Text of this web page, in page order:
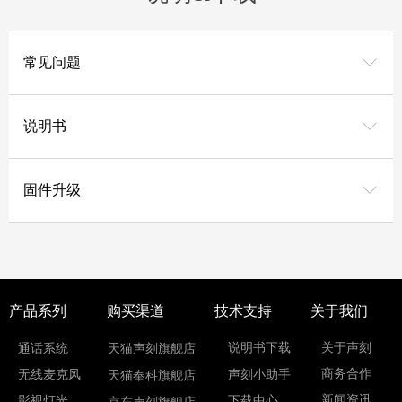
常见问题 ꀅ
说明书 ꀅ
固件升级 ꀅ
通话系统
无线麦克风
​​​​​​​产品系列 技术支持
说明书下载
声刻小助手
关于我们
关于声刻
商务合作
天猫声刻旗舰店
天猫奉科旗舰店
购买渠道